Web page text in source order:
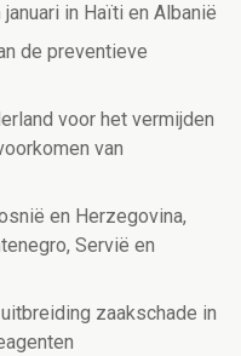
in Haïti en Albanië
de preventieve
voor het vermijden
van
en Herzegovina,
Servië en
zaakschade in